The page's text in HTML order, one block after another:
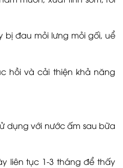
bị đau mỏi lưng mỏi gối, uể
hồi và cải thiện khả năng
dụng với nước ấm sau bữa
liên tục 1-3 tháng để thấy